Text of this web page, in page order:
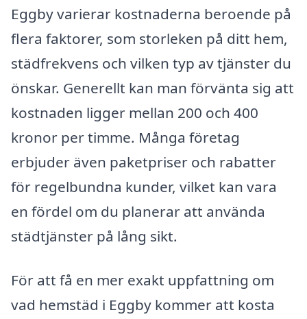
Eggby varierar kostnaderna beroende på
flera faktorer, som storleken på ditt hem,
städfrekvens och vilken typ av tjänster du
önskar. Generellt kan man förvänta sig att
kostnaden ligger mellan 200 och 400
kronor per timme. Många företag
erbjuder även paketpriser och rabatter
för regelbundna kunder, vilket kan vara
en fördel om du planerar att använda
städtjänster på lång sikt.
För att få en mer exakt uppfattning om
vad hemstäd i Eggby kommer att kosta